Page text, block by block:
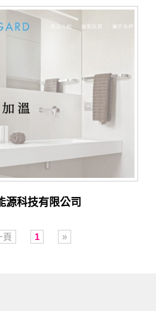
源科技有限公司
頁 1 »